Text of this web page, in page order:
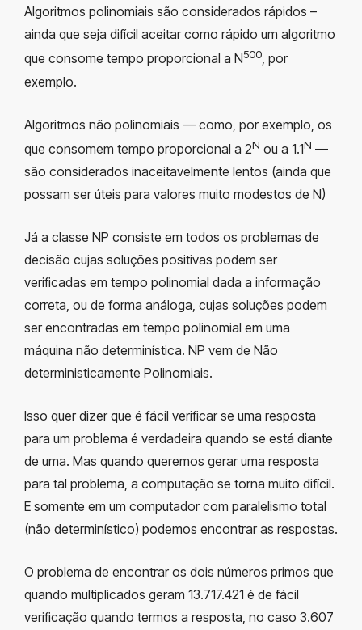
Algoritmos polinomiais são considerados rápidos –
ainda que seja difícil aceitar como rápido um algoritmo
que consome tempo proporcional a N500, por
exemplo.
Algoritmos não polinomiais — como, por exemplo, os
que consomem tempo proporcional a 2N ou a 1.1N —
são considerados inaceitavelmente lentos (ainda que
possam ser úteis para valores muito modestos de N)
Já a classe NP consiste em todos os problemas de
decisão cujas soluções positivas podem ser
verificadas em tempo polinomial dada a informação
correta, ou de forma análoga, cujas soluções podem
ser encontradas em tempo polinomial em uma
máquina não determinística. NP vem de Não
deterministicamente Polinomiais.
Isso quer dizer que é fácil verificar se uma resposta
para um problema é verdadeira quando se está diante
de uma. Mas quando queremos gerar uma resposta
para tal problema, a computação se torna muito difícil.
E somente em um computador com paralelismo total
(não determinístico) podemos encontrar as respostas.
O problema de encontrar os dois números primos que
quando multiplicados geram 13.717.421 é de fácil
verificação quando termos a resposta, no caso 3.607